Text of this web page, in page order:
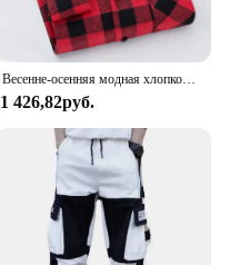
Весенне-осенняя модная хлопковая мужская рубашка с длинным рукавом, новая матовая красная клетчатая деловая рубашка для отдыха, фланель, без утюга
1 426,82руб.